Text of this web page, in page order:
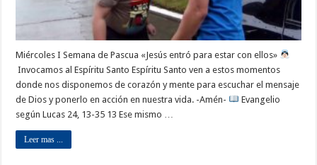
Miércoles I Semana de Pascua «Jesús entró para estar con ellos»
Invocamos al Espíritu Santo Espíritu Santo ven a estos momentos
donde nos disponemos de corazón y mente para escuchar el mensaje
de Dios y ponerlo en acción en nuestra vida. -Amén-
Evangelio
según Lucas 24, 13-35 13 Ese mismo …
Leer mas ...